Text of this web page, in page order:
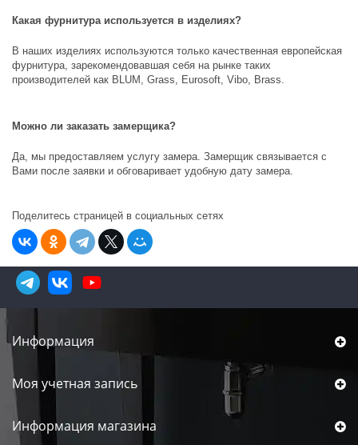
Какая фурнитура используется в изделиях?
В наших изделиях используются только качественная европейская
фурнитура, зарекомендовавшая себя на рынке таких
производителей как BLUM, Grass, Eurosoft, Vibo, Brass.
Можно ли заказать замерщика?
Да, мы предоставляем услугу замера. Замерщик связывается с
Вами после заявки и обговаривает удобную дату замера.
Поделитесь страницей в социальных сетях
Информация
Моя учетная запись
Информация магазина